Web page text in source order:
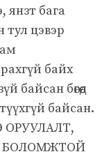
янзт бага
тул цэвэр
байх
байсан бөгөөд
байсан.
ОРУУЛАЛТ,
БОЛОМЖТОЙ